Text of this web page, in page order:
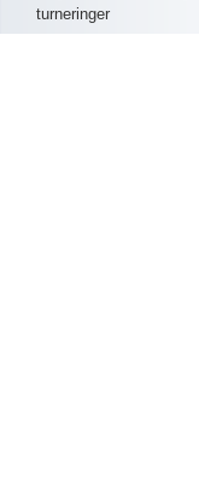
turneringer